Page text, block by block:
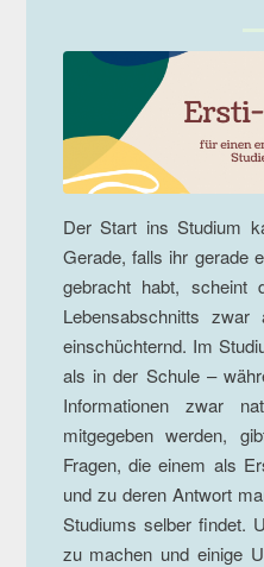
Der Start ins Studium
Gerade, falls ihr gerade
gebracht habt, scheint
Lebensabschnitts
einschüchternd. Im
als in der Schule –
Informationen zwar
mitgegeben werden,
Fragen, die einem als
und zu deren Antwort
Studiums selber findet.
zu machen und einige